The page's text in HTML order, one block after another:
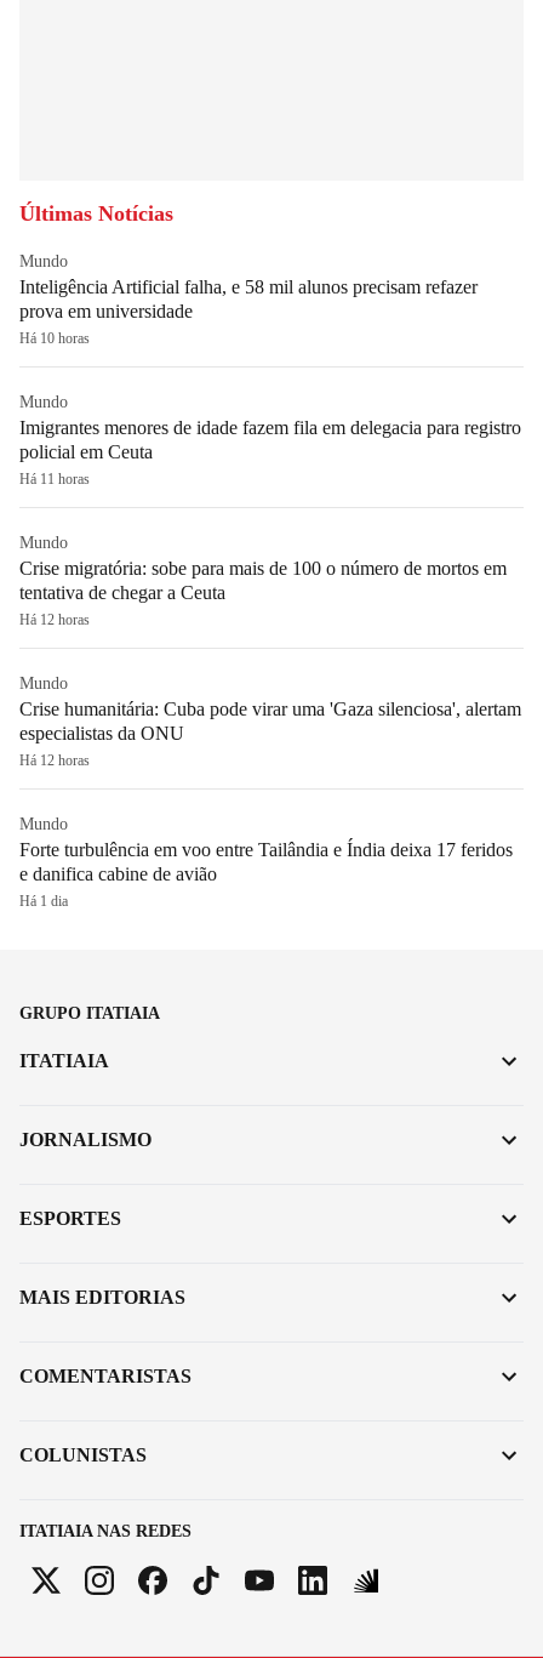
Últimas Notícias
Mundo
Inteligência Artificial falha, e 58 mil alunos precisam refazer
prova em universidade
Há 10 horas
Mundo
Imigrantes menores de idade fazem fila em delegacia para registro
policial em Ceuta
Há 11 horas
Mundo
Crise migratória: sobe para mais de 100 o número de mortos em
tentativa de chegar a Ceuta
Há 12 horas
Mundo
Crise humanitária: Cuba pode virar uma 'Gaza silenciosa', alertam
especialistas da ONU
Há 12 horas
Mundo
Forte turbulência em voo entre Tailândia e Índia deixa 17 feridos
e danifica cabine de avião
Há 1 dia
GRUPO ITATIAIA
ITATIAIA NAS REDES
ITATIAIA
JORNALISMO
ESPORTES
MAIS EDITORIAS
COMENTARISTAS
COLUNISTAS